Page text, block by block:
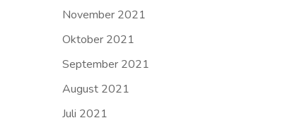
November 2021
Oktober 2021
September 2021
August 2021
Juli 2021